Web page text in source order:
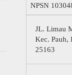
NPSN
JL. Limau
Kec. Pauh,
25163